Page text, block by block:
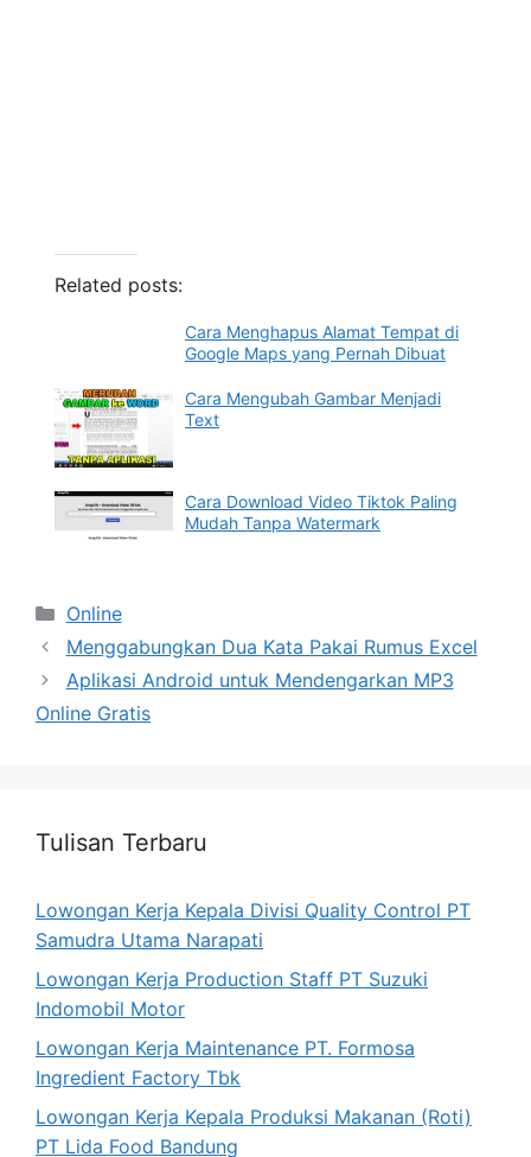
Related posts:
Cara Menghapus Alamat Tempat di
Google Maps yang Pernah Dibuat
Cara Mengubah Gambar Menjadi
Text
Cara Download Video Tiktok Paling
Mudah Tanpa Watermark
Categories
Online
Menggabungkan Dua Kata Pakai Rumus Excel
Aplikasi Android untuk Mendengarkan MP3
Online Gratis
Tulisan Terbaru
Lowongan Kerja Kepala Divisi Quality Control PT
Samudra Utama Narapati
Lowongan Kerja Production Staff PT Suzuki
Indomobil Motor
Lowongan Kerja Maintenance PT. Formosa
Ingredient Factory Tbk
Lowongan Kerja Kepala Produksi Makanan (Roti)
PT Lida Food Bandung